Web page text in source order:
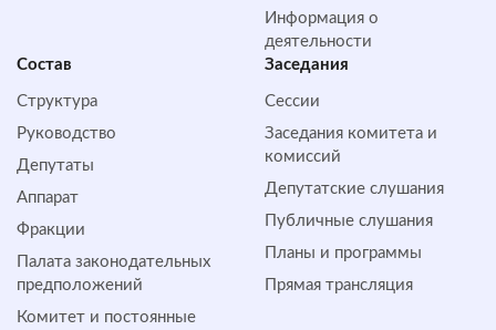
Информация о
деятельности
Состав
Структура
Руководство
Депутаты
Аппарат
Фракции
Палата законодательных
предположений
Комитет и постоянные
Заседания
Сессии
Заседания комитета и
комиссий
Депутатские слушания
Публичные слушания
Планы и программы
Прямая трансляция